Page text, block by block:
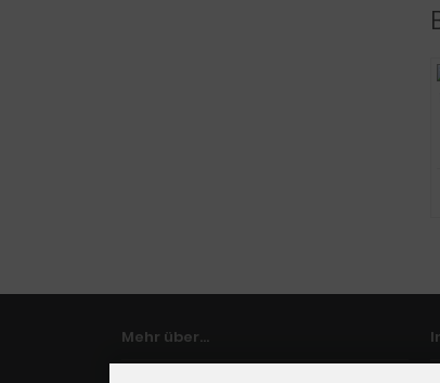
Mehr über...